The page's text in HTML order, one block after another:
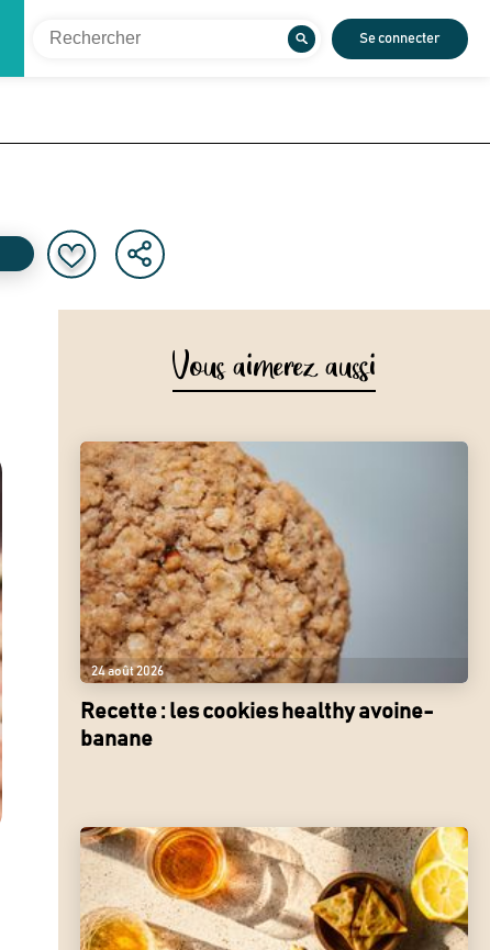
Se connecter
Vous aimerez aussi
24 août 2026
Recette : les cookies healthy avoine-
banane